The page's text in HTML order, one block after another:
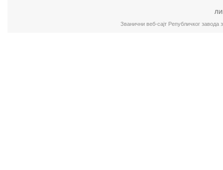
Званични веб-сајт Републичког